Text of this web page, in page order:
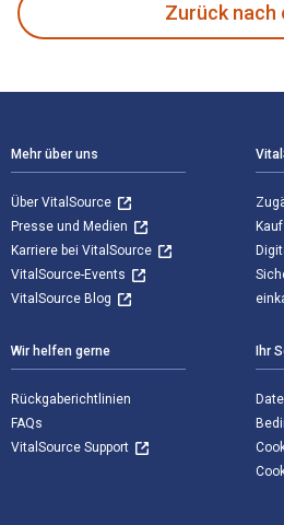
Zurück nach
Mehr über uns
Über VitalSource
Presse und Medien
Karriere bei VitalSource
VitalSource-Events
VitalSource Blog
Wir helfen gerne
Rückgaberichtlinien
FAQs
VitalSource Support
Ihr